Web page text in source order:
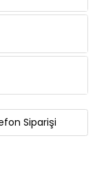
Siparişi